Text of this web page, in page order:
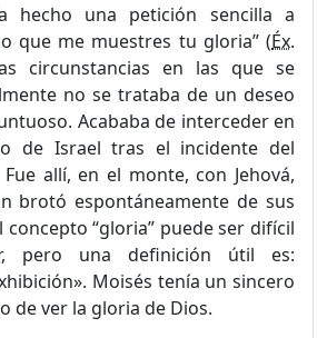
hecho una petición sencilla a
que me muestres tu gloria” (Éx.
circunstancias en las que se
no se trataba de un deseo
Acababa de interceder en
de Israel tras el incidente del
allí, en el monte, con Jehová,
brotó espontáneamente de sus
concepto “gloria” puede ser difícil
pero una definición útil es:
Moisés tenía un sincero
de ver la gloria de Dios.